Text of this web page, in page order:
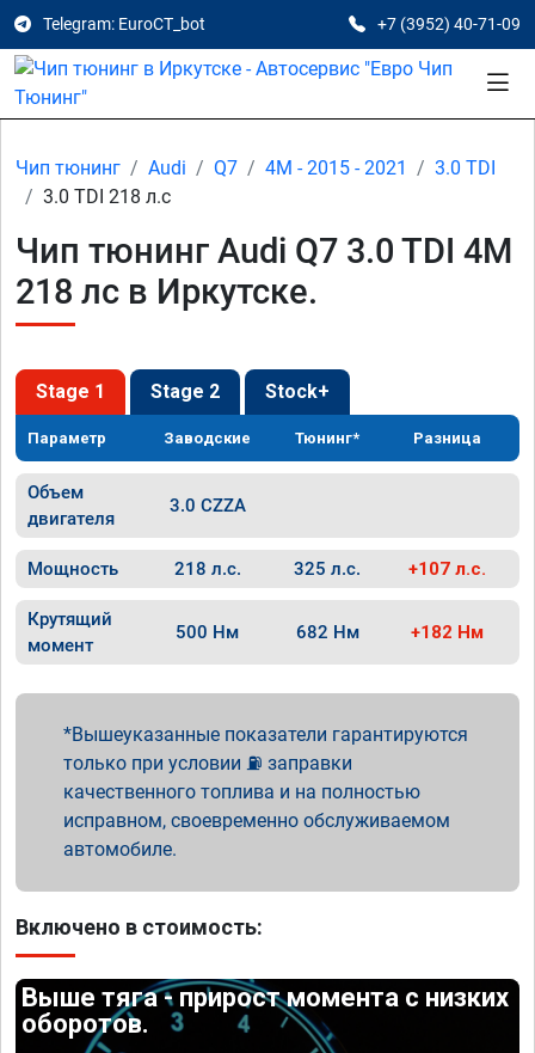
Telegram: EuroCT_bot +7 (3952) 40-71-09
Чип тюнинг Audi Q7 4M - 2015 - 2021
3.0 TDI
3.0 TDI 218 л.с
Чип тюнинг Audi Q7 3.0 TDI 4M
218 лс в Иркутске.
Stage 1 Stage 2 Stock+
Параметр Заводские Тюнинг* Разница
Объем
двигателя
3.0 CZZA
Мощность 218 л.с. 325 л.с. +107 л.с.
Крутящий
момент
500 Нм 682 Нм +182 Нм
Вышеуказанные показатели гарантируются
только при условии ⛽ заправки
качественного топлива и на полностью
исправном, своевременно обслуживаемом
автомобиле.
Включено в стоимость:
Выше тяга - прирост момента с низких
оборотов.